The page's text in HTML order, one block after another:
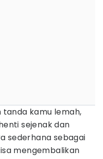
kamu lemah,
sejenak dan
sederhana sebagai
mengembalikan